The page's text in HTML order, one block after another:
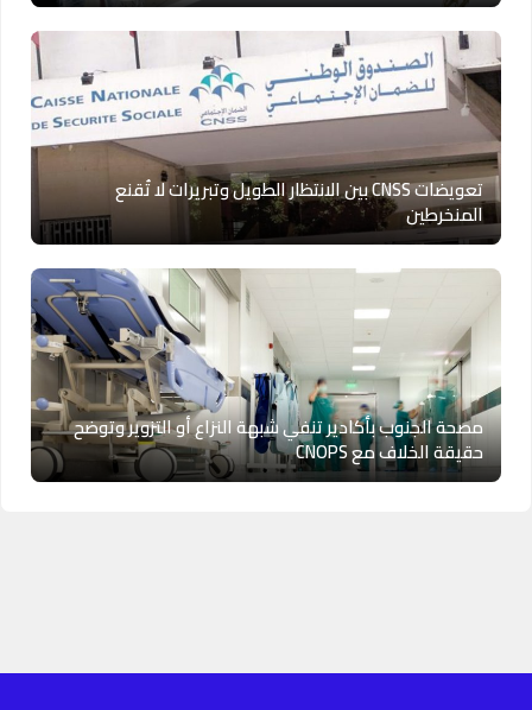
تعويضات CNSS بين الانتظار الطويل وتبريرات لا تُقنع
المنخرطين
مصحة الجنوب بأكادير تنفي شبهة النزاع أو التزوير وتوضح
حقيقة الخلاف مع CNOPS